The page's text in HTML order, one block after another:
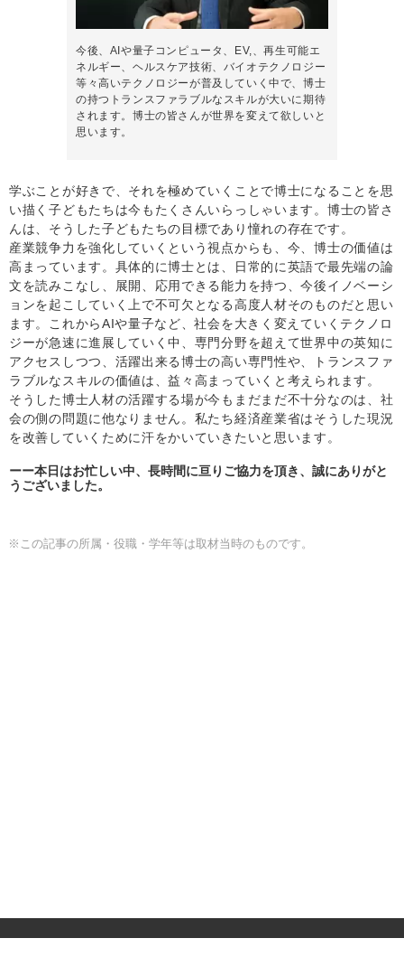
今後、AIや量子コンピュータ、EV,、再生可能エ
ネルギー、ヘルスケア技術、バイオテクノロジー
等々高いテクノロジーが普及していく中で、博士
の持つトランスファラブルなスキルが大いに期待
されます。博士の皆さんが世界を変えて欲しいと
思います。
学ぶことが好きで、それを極めていくことで博士になることを思
い描く子どもたちは今もたくさんいらっしゃいます。博士の皆さ
んは、そうした子どもたちの目標であり憧れの存在です。
産業競争力を強化していくという視点からも、今、博士の価値は
高まっています。具体的に博士とは、日常的に英語で最先端の論
文を読みこなし、展開、応用できる能力を持つ、今後イノベーシ
ョンを起こしていく上で不可欠となる高度人材そのものだと思い
ます。これからAIや量子など、社会を大きく変えていくテクノロ
ジーが急速に進展していく中、専門分野を超えて世界中の英知に
アクセスしつつ、活躍出来る博士の高い専門性や、トランスファ
ラブルなスキルの価値は、益々高まっていくと考えられます。
そうした博士人材の活躍する場が今もまだまだ不十分なのは、社
会の側の問題に他なりません。私たち経済産業省はそうした現況
を改善していくために汗をかいていきたいと思います。
本日はお忙しい中、長時間に亘りご協力を頂き、誠にありがと
うございました。
※この記事の所属・役職・学年等は取材当時のものです。